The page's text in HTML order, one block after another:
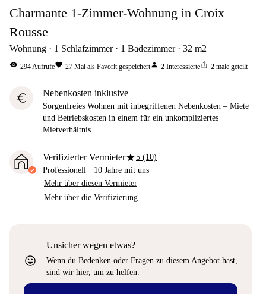
Charmante 1-Zimmer-Wohnung in Croix
Rousse
Wohnung 1 Schlafzimmer 1 Badezimmer 32 m2
visibility 294Aufrufefavorite 27 Mal als Favorit gespeichertperson 2 Interessierteios_share 2 male geteilt
euro Nebenkosten inklusive
Sorgenfreies Wohnen mit inbegriffenen Nebenkosten – Miete
und Betriebskosten in einem für ein unkompliziertes
Mietverhältnis.
Verifizierter Vermieterstar5 (10)
Professionell · 10 Jahre mit uns
Mehr über diesen Vermieter
Mehr über die Verifizierung
sentiment_very_satisfied
Unsicher wegen etwas?
Wenn du Bedenken oder Fragen zu diesem Angebot hast,
sind wir hier, um zu helfen.